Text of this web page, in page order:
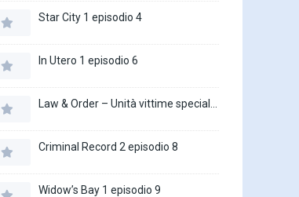
Star City 1 episodio 4
In Utero 1 episodio 6
Criminal Record 2 episodio 8
Widow’s Bay 1 episodio 9